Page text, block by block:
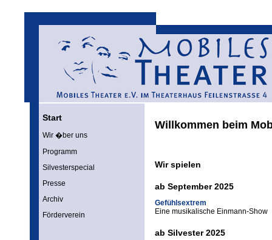
Start
Wir �ber uns
Programm
Silvesterspecial
Presse
Archiv
Förderverein
Willkommen beim
Wir spielen
ab September 2025
Gefühlsextrem
Eine musikalische Einmann-Show
ab Silvester 2025